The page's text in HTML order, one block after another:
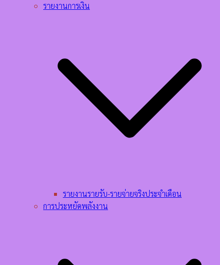
รายงานการเงิน
รายงานรายรับ-รายจ่ายจริงประจำเดือน
การประหยัดพลังงาน